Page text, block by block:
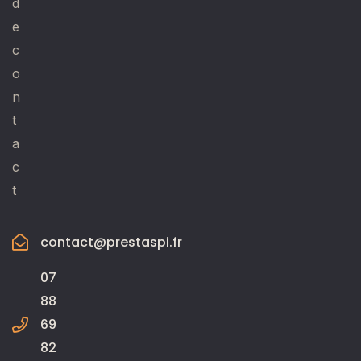
d
e
c
o
n
t
a
c
t
contact@prestaspi.fr
07
88
69
82